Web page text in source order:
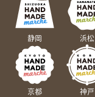
静岡 浜松
京都 神戸